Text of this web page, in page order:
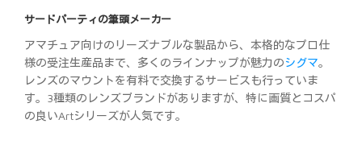
サードパーティの筆頭メーカー
アマチュア向けのリーズナブルな製品から、本格的なプロ仕
様の受注生産品まで、多くのラインナップが魅力のシグマ。
レンズのマウントを有料で交換するサービスも行っていま
す。3種類のレンズブランドがありますが、特に画質とコスパ
の良いArtシリーズが人気です。